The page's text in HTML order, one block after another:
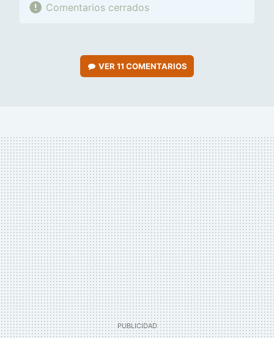
Comentarios cerrados
VER11 COMENTARIOS